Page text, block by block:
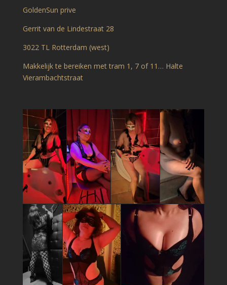
GoldenSun prive
Gerrit van de Lindestraat 28
3022 TL Rotterdam (west)
Makkelijk te bereiken met tram 1, 7 of 11… Halte
Vierambachtstraat